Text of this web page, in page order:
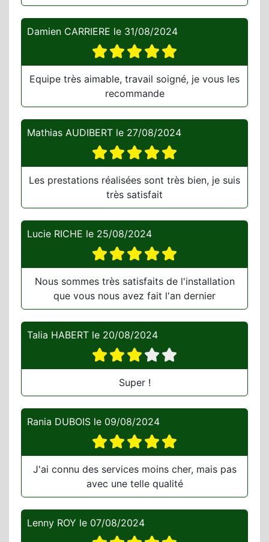
Damien CARRIERE le 31/08/2024
Equipe très aimable, travail soigné, je vous les
recommande
Mathias AUDIBERT le 27/08/2024
Les prestations réalisées sont très bien, je suis
très satisfait
Lucie RICHE le 25/08/2024
Nous sommes très satisfaits de l'installation
que vous nous avez fait l'an dernier
Talia HABERT le 20/08/2024
Super !
Rania DUBOIS le 09/08/2024
J'ai connu des services moins cher, mais pas
avec une telle qualité
Lenny ROY le 07/08/2024